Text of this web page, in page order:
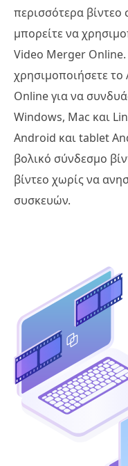
περισσότερα βίντεο
μπορείτε να
Video Merger Online.
χρησιμοποιήσετε
Online για να
Windows, Mac και
Android και tablet
βολικό σύνδεσμο
βίντεο χωρίς να
συσκευών.